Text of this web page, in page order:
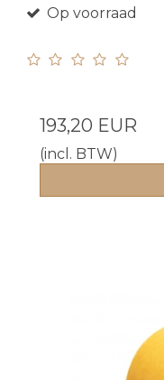
Op voorraad
193,20 EUR
(incl. BTW)